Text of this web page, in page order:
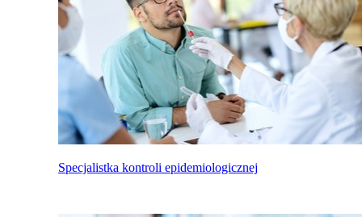
Specjalistka kontroli epidemiologicznej